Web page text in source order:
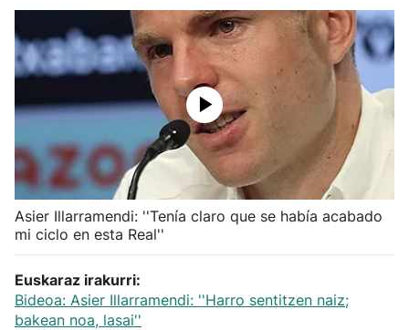
Ciclismo
Herri-kirolak
Balonmano
Kirolak 360
Atletismo
Carreras de montaña
Asier Illarramendi: ''Tenía claro que se había acabado
mi ciclo en esta Real''
Euskaraz irakurri:
Bideoa: Asier Illarramendi: ''Harro sentitzen naiz;
bakean noa, lasai''